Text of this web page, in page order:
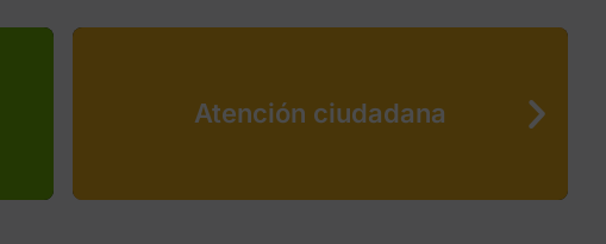
Atención ciudadana